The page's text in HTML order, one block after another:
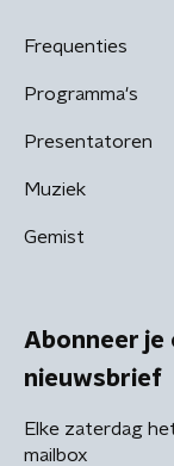
Frequenties
Programma's
Presentatoren
Muziek
Gemist
Abonneer je
nieuwsbrief
Elke zaterdag
mailbox